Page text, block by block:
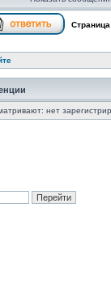
Страница
нет